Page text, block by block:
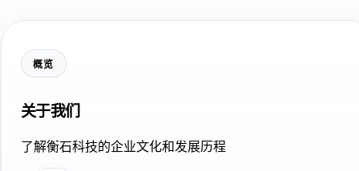
概览
关于我们
了解衡石科技的企业文化和发展历程